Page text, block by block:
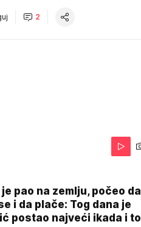
2
je pao na zemlju, počeo da
i da plače: Tog dana je
postao najveći ikada i to